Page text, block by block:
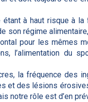
à haut risque à
son régime
pour les mêmes
l’alimentation du
la fréquence des
des lésions
notre rôle est d’en